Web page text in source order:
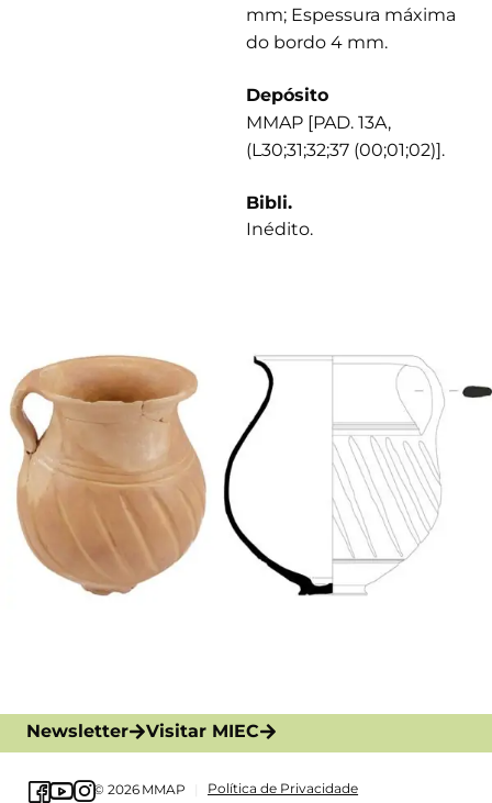
mm; Espessura máxima
do bordo 4 mm.
Depósito
MMAP [PAD. 13A,
(L30;31;32;37 (00;01;02)].
Bibli.
Inédito.
Newsletter Visitar MIEC
© 2026 MMAP Política de Privacidade